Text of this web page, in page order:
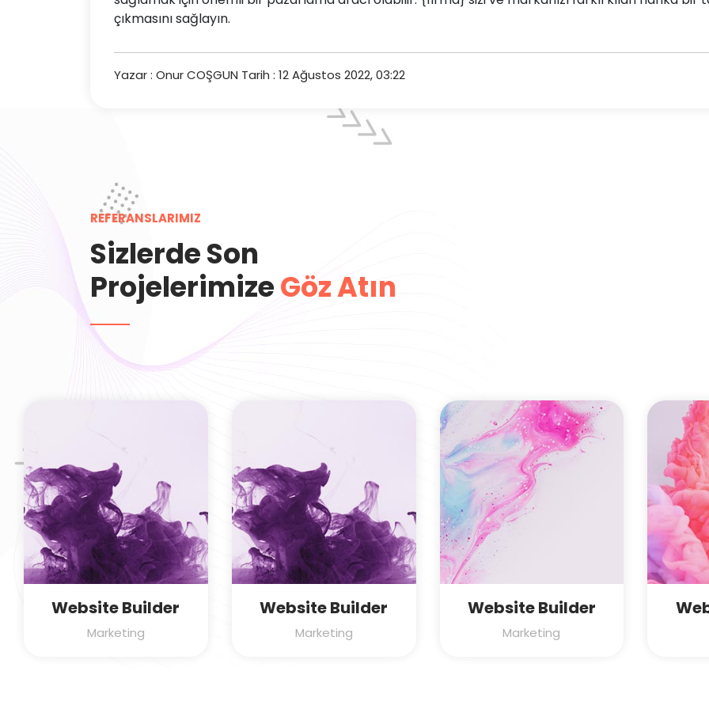
çıkmasını sağlayın.
Yazar : Onur COŞGUN Tarih : 12 Ağustos 2022, 03:22
REFERANSLARIMIZ
Sizlerde Son
ProjelerimizeGöz Atın
Website Builder
Marketing
Website Builder
Marketing
Website Builder
Marketing